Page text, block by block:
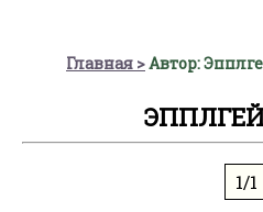
Главная Автор:
1/1